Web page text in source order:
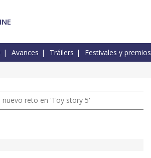
Avances Tráilers Festivales y premios
nuevo reto en 'Toy story 5'